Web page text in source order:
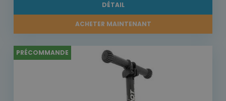
DÉTAIL
ACHETER MAINTENANT
PRÉCOMMANDE